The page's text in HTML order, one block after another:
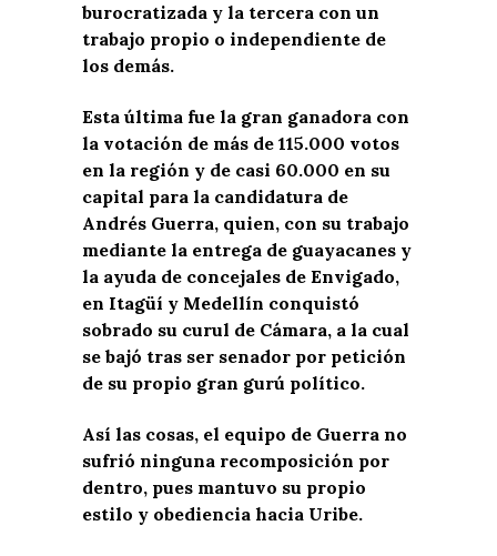
burocratizada y la tercera con un
trabajo propio o independiente de
los demás.
Esta última fue la gran ganadora con
la votación de más de 115.000 votos
en la región y de casi 60.000 en su
capital para la candidatura de
Andrés Guerra, quien, con su trabajo
mediante la entrega de guayacanes y
la ayuda de concejales de Envigado,
en Itagüí y Medellín conquistó
sobrado su curul de Cámara, a la cual
se bajó tras ser senador por petición
de su propio gran gurú político.
Así las cosas, el equipo de Guerra no
sufrió ninguna recomposición por
dentro, pues mantuvo su propio
estilo y obediencia hacia Uribe.